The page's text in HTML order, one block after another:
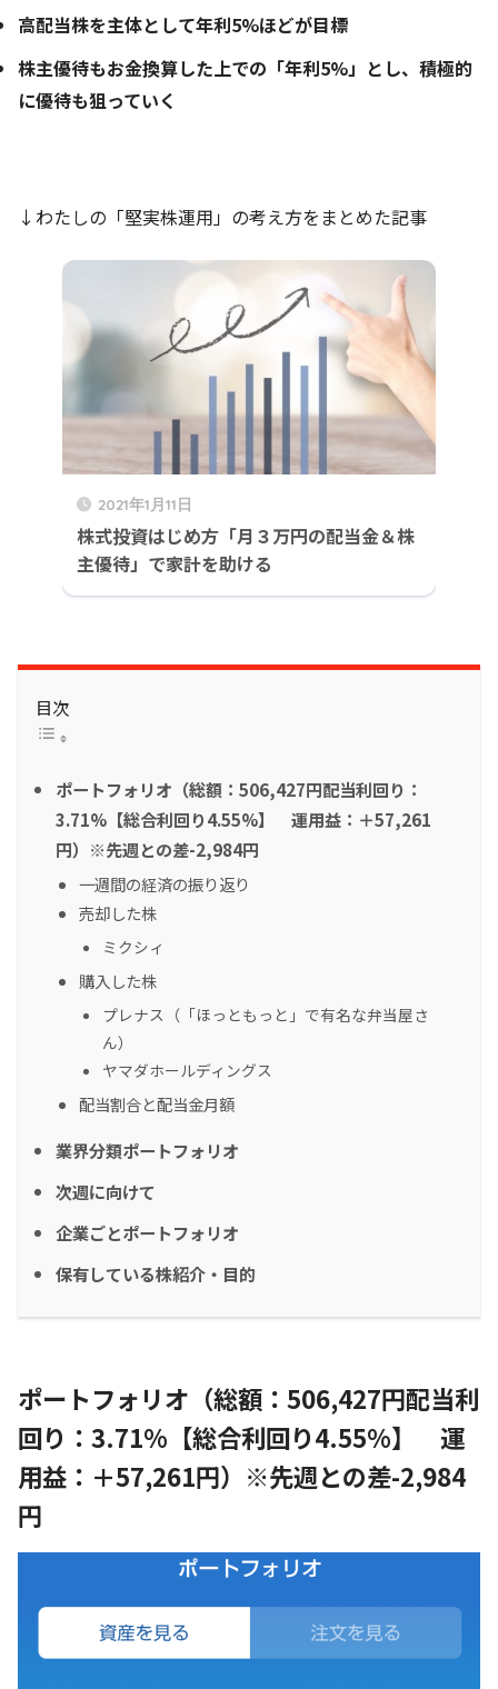
高配当株を主体として年利5%ほどが目標
株主優待もお金換算した上での「年利5%」とし、積極的
に優待も狙っていく
↓わたしの「堅実株運用」の考え方をまとめた記事
2021年1月11日
株式投資はじめ方「月３万円の配当金＆株
主優待」で家計を助ける
目次
ポートフォリオ（総額：506,427円配当利回り：
3.71%【総合利回り4.55%】 運用益：＋57,261
円）※先週との差-2,984円
一週間の経済の振り返り
売却した株
ミクシィ
購入した株
プレナス（「ほっともっと」で有名な弁当屋さ
ん）
ヤマダホールディングス
配当割合と配当金月額
業界分類ポートフォリオ
次週に向けて
企業ごとポートフォリオ
保有している株紹介・目的
ポートフォリオ（総額：506,427円配当利
回り：3.71%【総合利回り4.55%】 運
用益：＋57,261円）※先週との差-2,984
円